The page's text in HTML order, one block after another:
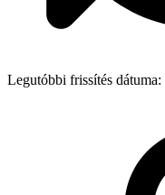
Legutóbbi frissítés dátuma: